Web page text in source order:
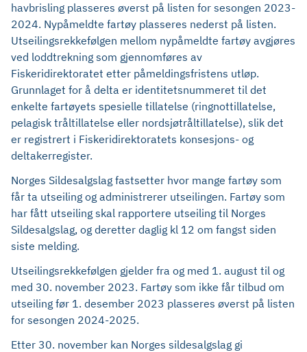
havbrisling plasseres øverst på listen for sesongen 2023-
2024. Nypåmeldte fartøy plasseres nederst på listen.
Utseilingsrekkefølgen mellom nypåmeldte fartøy avgjøres
ved loddtrekning som gjennomføres av
Fiskeridirektoratet etter påmeldingsfristens utløp.
Grunnlaget for å delta er identitetsnummeret til det
enkelte fartøyets spesielle tillatelse (ringnottillatelse,
pelagisk tråltillatelse eller nordsjøtråltillatelse), slik det
er registrert i Fiskeridirektoratets konsesjons- og
deltakerregister.
Norges Sildesalgslag fastsetter hvor mange fartøy som
får ta utseiling og administrerer utseilingen. Fartøy som
har fått utseiling skal rapportere utseiling til Norges
Sildesalgslag, og deretter daglig kl 12 om fangst siden
siste melding.
Utseilingsrekkefølgen gjelder fra og med 1. august til og
med 30. november 2023. Fartøy som ikke får tilbud om
utseiling før 1. desember 2023 plasseres øverst på listen
for sesongen 2024-2025.
Etter 30. november kan Norges sildesalgslag gi